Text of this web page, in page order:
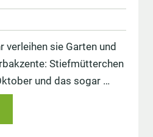
verleihen sie Garten und
Stiefmütterchen
und das sogar …